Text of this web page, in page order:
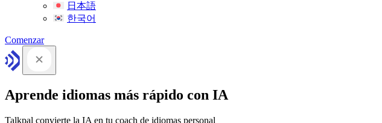
日本語
한국어
Comenzar
Aprende idiomas más rápido con IA
Talkpal convierte la IA en tu coach de idiomas personal